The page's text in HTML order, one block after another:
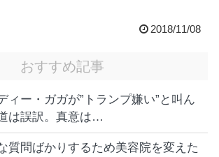
2018/11/08
おすすめ記事
ィー・ガガが”トランプ嫌い”と叫ん
は誤訳。真意は…
質問ばかりするため美容院を変えた